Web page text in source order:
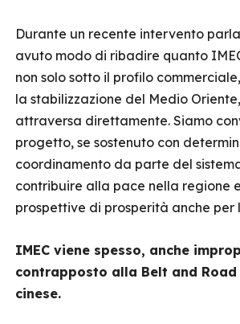
Durante un recente intervento
avuto modo di ribadire quanto
non solo sotto il profilo
la stabilizzazione del Medio
attraversa direttamente. Siamo
progetto, se sostenuto con
coordinamento da parte del
contribuire alla pace nella regione
prospettive di prosperità anche per
IMEC viene spesso, anche
contrapposto alla Belt and
cinese.